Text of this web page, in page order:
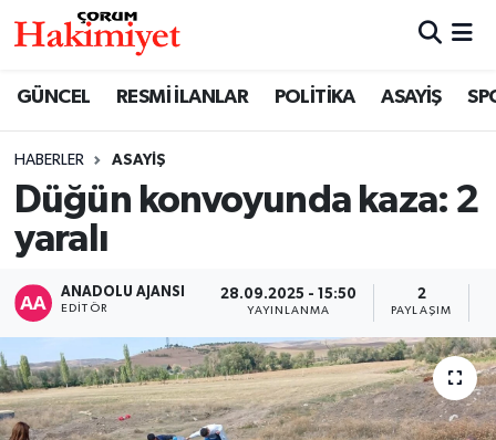
GÜNCEL RESMİ İLANLAR POLİTİKA ASAYİŞ
HABERLER ASAYİŞ
Düğün konvoyunda kaza: 2
yaralı
ANADOLU AJANSI
EDITÖR
28.09.2025 - 15:50
YAYINLANMA
2
PAYLAŞIM
SAĞLIK
ASAYİŞ
EKONOMİ
GÜNCEL
AKTÜEL
Nöbetçi Eczaneler
Çorum Namaz Vakitleri
Trafik Durumu
Süper Lig Puan Durumu ve Fikstür
Tüm Manşetler
Son Dakika Haberleri